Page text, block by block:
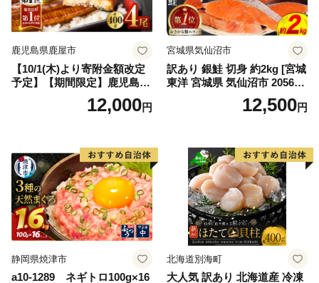
鹿児島県鹿屋市
【10/1(木)より寄附金額改定
予定】【期間限定】鹿児島県
大隅産うなぎ蒲焼4尾（400
g） KN007-02312,000円
宮城県気仙沼市
訳あり 銀鮭 切身 約2kg [宮城
東洋 宮城県 気仙沼市 205649
91] 鮭 魚介類 海鮮 訳アリ 規
格外 不揃い さけ サケ 鮭切身
切り身 魚 わけあり
12,500円
静岡県焼津市
a10-1289 ネギトロ100g×16
北海道別海町
大人気 訳あり 北海道産 冷凍